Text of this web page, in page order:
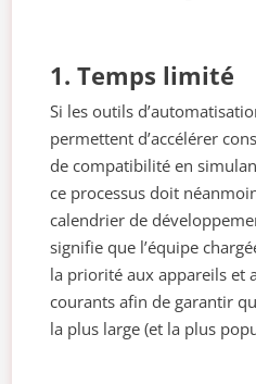
1. Temps limité
Si les outils
permettent d’accélérer
de compatibilité en
ce processus doit
calendrier de
signifie que l’équipe
la priorité aux appareils et
courants afin de garantir
la plus large (et la plus